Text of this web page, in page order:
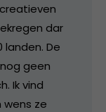
dar
landen. De
geen
Ik vind
ze